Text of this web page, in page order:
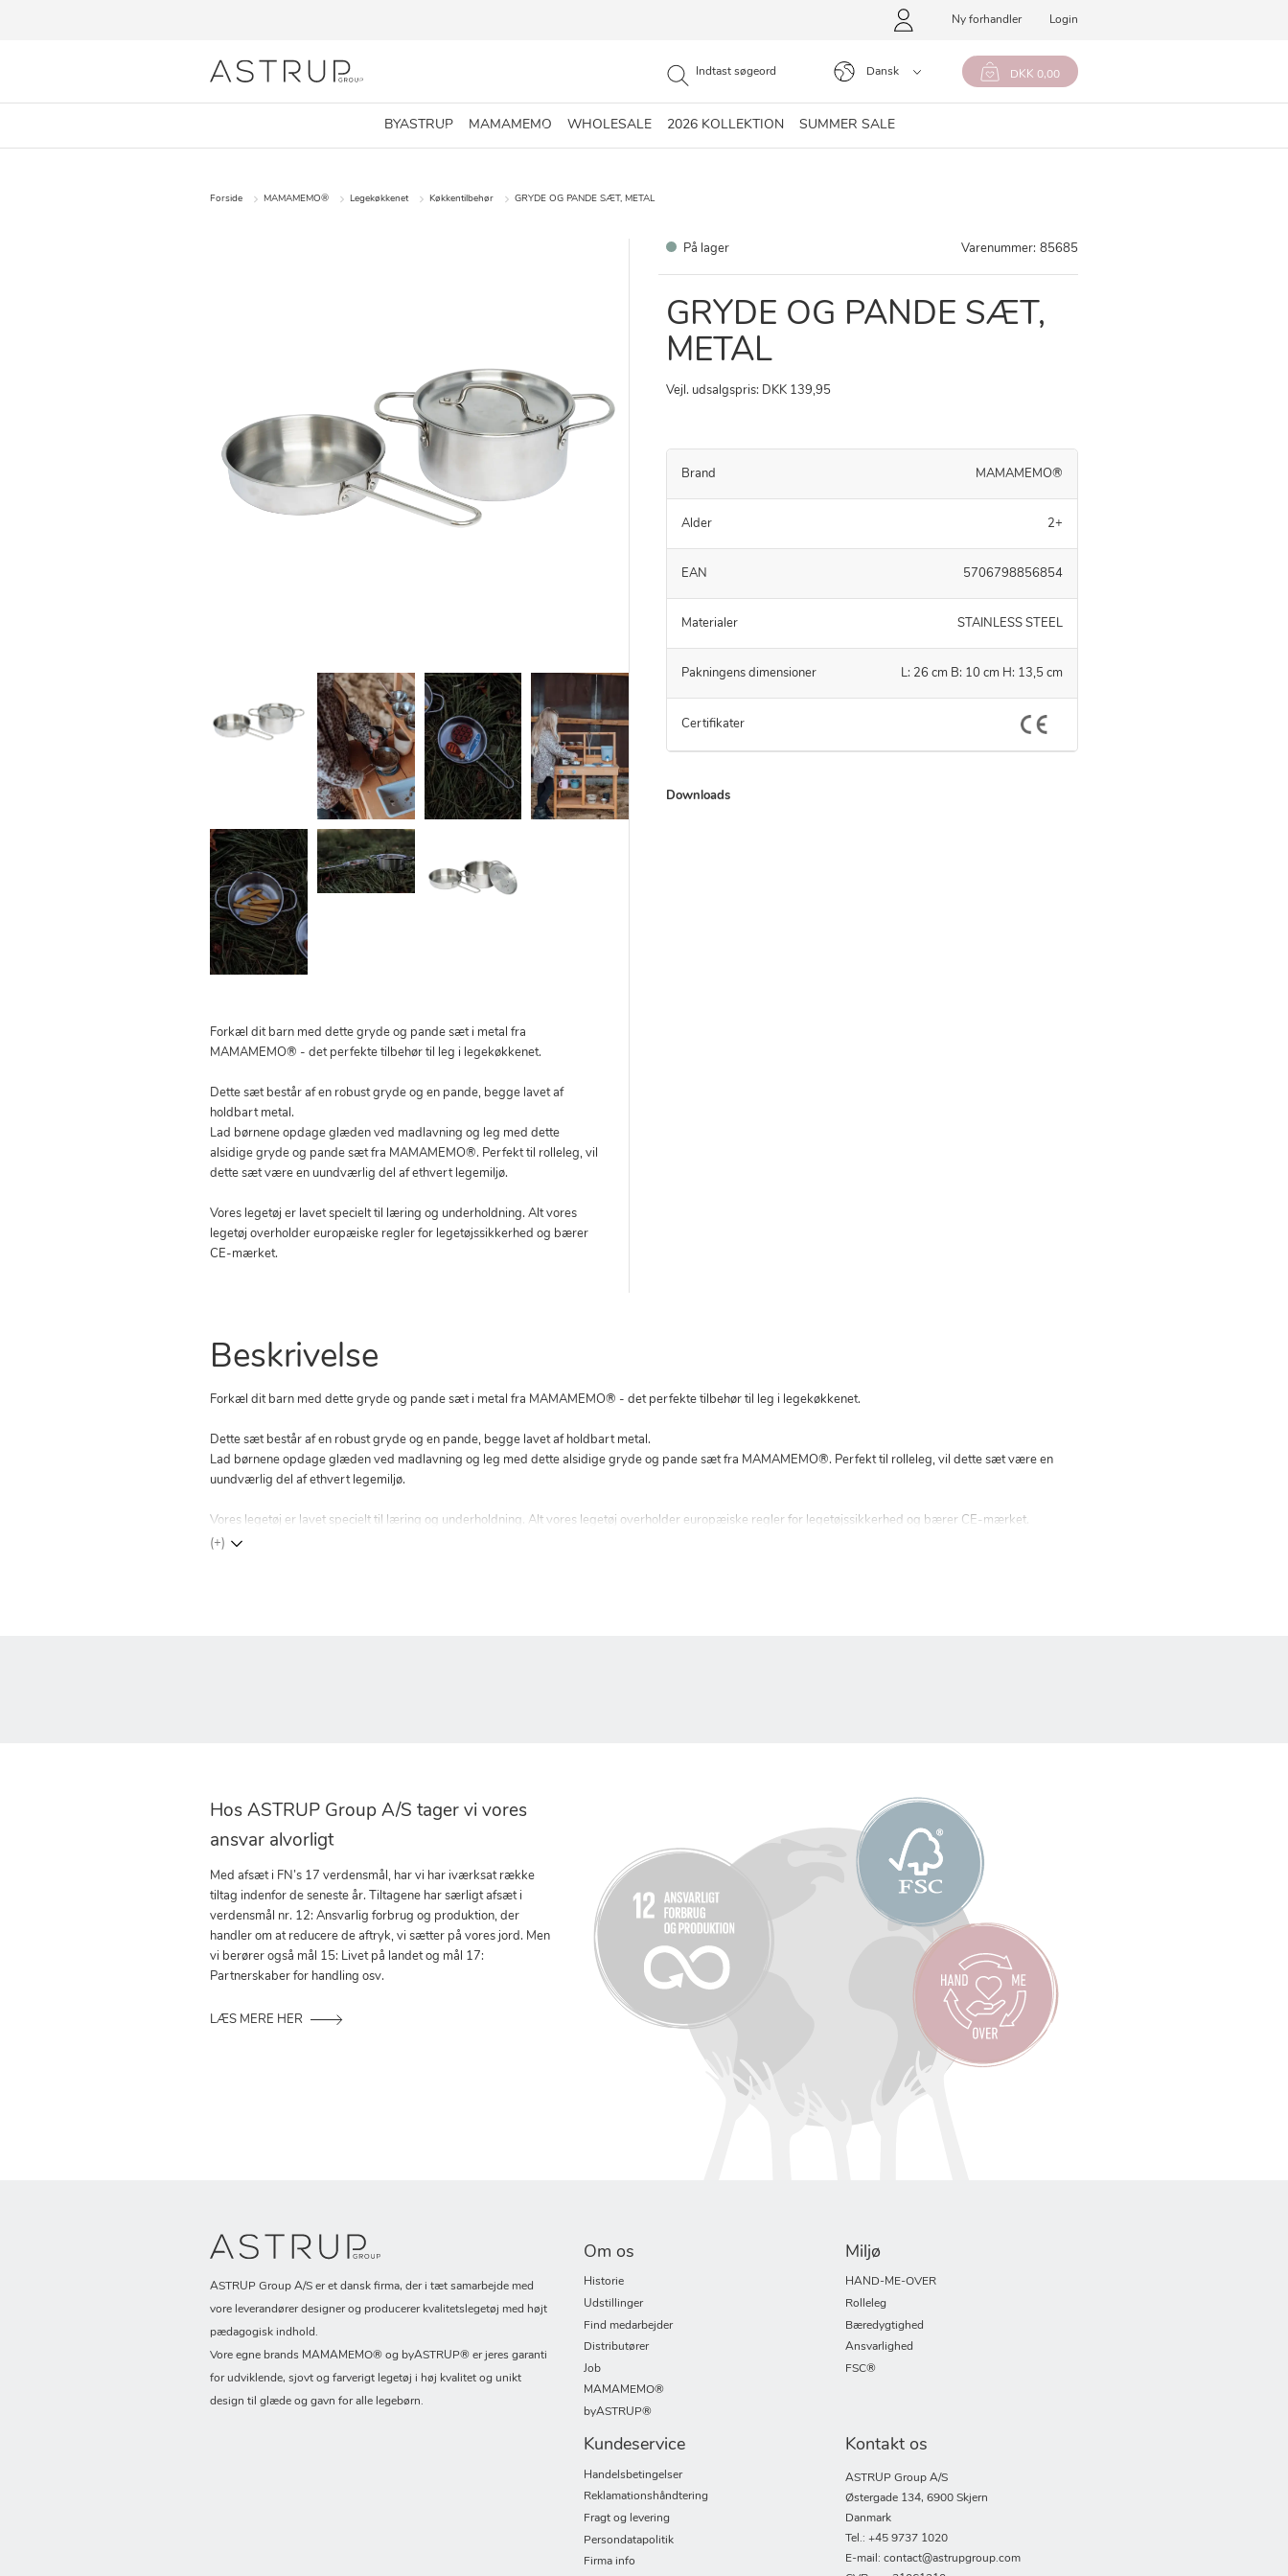
Ny forhandler Login
Dansk DKK 0,00
BYASTRUP MAMAMEMO WHOLESALE 2026 KOLLEKTION SUMMER SALE
Forside MAMAMEMO® Legekøkkenet Køkkentilbehør GRYDE OG PANDE SÆT, METAL
Forkæl dit barn med dette gryde og pande sæt i metal fra
MAMAMEMO® - det perfekte tilbehør til leg i legekøkkenet.
Dette sæt består af en robust gryde og en pande, begge lavet af
holdbart metal.
Lad børnene opdage glæden ved madlavning og leg med dette
alsidige gryde og pande sæt fra MAMAMEMO®. Perfekt til rolleleg, vil
dette sæt være en uundværlig del af ethvert legemiljø.
Vores legetøj er lavet specielt til læring og underholdning. Alt vores
legetøj overholder europæiske regler for legetøjssikkerhed og bærer
CE-mærket.
På lager Varenummer: 85685
GRYDE OG PANDE SÆT,
METAL
Vejl. udsalgspris: DKK 139,95
Brand MAMAMEMO®
Alder 2+
EAN 5706798856854
Materialer STAINLESS STEEL
Pakningens dimensioner L: 26 cm B: 10 cm H: 13,5 cm
Certifikater
Downloads
Beskrivelse
Forkæl dit barn med dette gryde og pande sæt i metal fra MAMAMEMO® - det perfekte tilbehør til leg i legekøkkenet.
Dette sæt består af en robust gryde og en pande, begge lavet af holdbart metal.
Lad børnene opdage glæden ved madlavning og leg med dette alsidige gryde og pande sæt fra MAMAMEMO®. Perfekt til rolleleg, vil dette sæt være en
uundværlig del af ethvert legemiljø.
Vores legetøj er lavet specielt til læring og underholdning. Alt vores legetøj overholder europæiske regler for legetøjssikkerhed og bærer CE-mærket.
(+)
Hos ASTRUP Group A/S tager vi vores
ansvar alvorligt
Med afsæt i FN’s 17 verdensmål, har vi har iværksat række
tiltag indenfor de seneste år. Tiltagene har særligt afsæt i
verdensmål nr. 12: Ansvarlig forbrug og produktion, der
handler om at reducere de aftryk, vi sætter på vores jord. Men
vi berører også mål 15: Livet på landet og mål 17:
Partnerskaber for handling osv.
LÆS MERE HER
ASTRUP Group A/S er et dansk firma, der i tæt samarbejde med
vore leverandører designer og producerer kvalitetslegetøj med højt
pædagogisk indhold.
Vore egne brands MAMAMEMO® og byASTRUP® er jeres garanti
for udviklende, sjovt og farverigt legetøj i høj kvalitet og unikt
design til glæde og gavn for alle legebørn.
Om os
Historie
Udstillinger
Find medarbejder
Distributører
Job
MAMAMEMO®
byASTRUP®
Miljø
HAND-ME-OVER
Rolleleg
Bæredygtighed
Ansvarlighed
FSC®
Kundeservice
Handelsbetingelser
Reklamationshåndtering
Fragt og levering
Persondatapolitik
Firma info
Kontakt os
ASTRUP Group A/S
Østergade 134, 6900 Skjern
Danmark
Tel.: +45 9737 1020
E-mail: contact@astrupgroup.com